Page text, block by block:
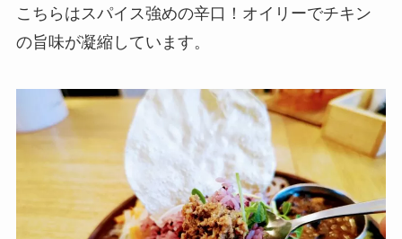
こちらはスパイス強めの辛口！オイリーでチキン
の旨味が凝縮しています。